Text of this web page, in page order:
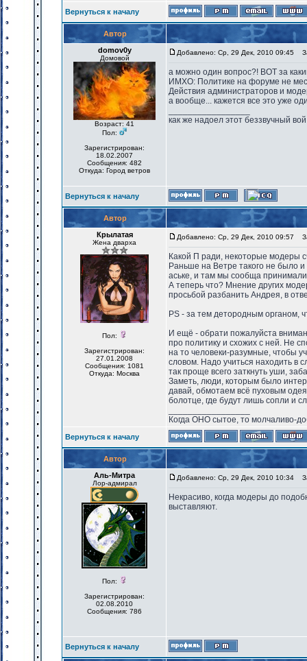
Вернуться к началу
Автор
domov0y
Домовой
Возраст: 41
Пол:
Зарегистрирован:
18.02.2007
Сообщения: 482
Откуда: Город ветров
Добавлено: Ср, 29 Дек, 2010 09:45
а можно один вопрос?! ВОТ за
ИМХО: Политике на форуме не
Действия администраторов и
а вообще... кажется все это уже
как же надоел этот беззвучный
Вернуться к началу
Автор
Крылатая
Жена дварха
Пол:
Зарегистрирован:
27.01.2008
Сообщения: 1081
Откуда: Москва
Добавлено: Ср, 29 Дек, 2010 09:57
Какой П ради, некоторые модеры
Раньше на Ветре такого не было
аське, и там мы сообща
А теперь что? Мнение других
просьбой разбанить Андрея, в
PS - за тем детородным органом,
И ещё - обрати пожалуйста
про политику и схожих с ней. Не
на то человеки-разумные, чтобы
словом. Надо учиться находить в
так проще всего заткнуть уши,
Заметь, люди, которым было
давай, обмотаем всё пуховым
болотце, где будут лишь сопли и
Когда ОНО сытое, то молчаливо-
Вернуться к началу
Автор
Аль-Митра
Лор-адмирал
Пол:
Зарегистрирован:
02.08.2010
Сообщения: 786
Добавлено: Ср, 29 Дек, 2010 10:34
Некрасиво, когда модеры до
выставляют.
Вернуться к началу